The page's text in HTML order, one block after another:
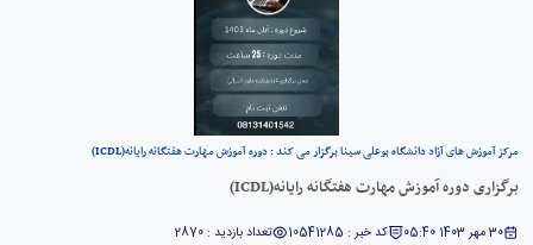
مرکز آموزش های آزاد دانشگاه بوعلی سینا برگزار می کند : دوره آموزش مهارت هفتگانه رایانه(ICDL)
برگزاری دوره آموزش مهارت هفتگانه رایانه(ICDL)
30 مهر 1403 05:40 کد خبر : 10541285 تعداد بازدید : 2870